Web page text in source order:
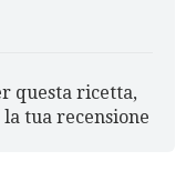
questa ricetta,
tua recensione